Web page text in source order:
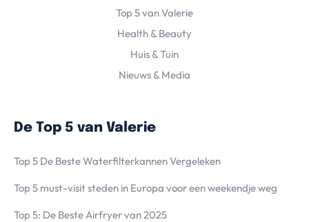
Top 5 van Valerie
Health & Beauty
Huis & Tuin
Nieuws & Media
De Top 5 van Valerie
Top 5 De Beste Waterfilterkannen Vergeleken
Top 5 must-visit steden in Europa voor een weekendje weg
Top 5: De Beste Airfryer van 2025